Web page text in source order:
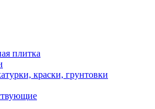
плитка
краски, грунтовки